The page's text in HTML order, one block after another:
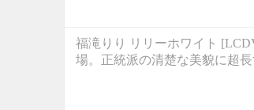
福滝りり リリーホワイト
場。正統派の清楚な美貌に超